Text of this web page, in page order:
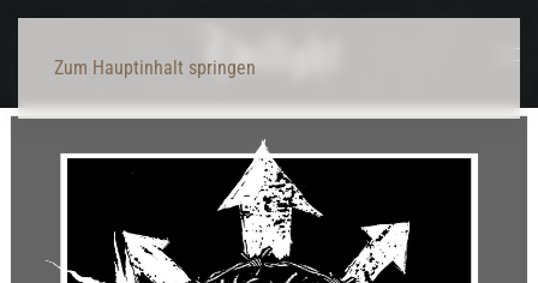
Zum Hauptinhalt springen